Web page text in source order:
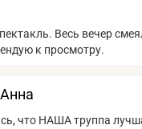
Весь вечер
к просмотру.
что НАША труппа